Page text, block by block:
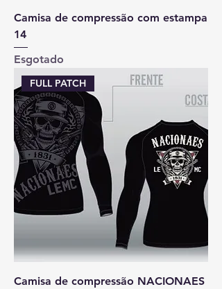
Camisa de compressão com estampa
14
Esgotado
FULL PATCH
Camisa de compressão NACIONAES